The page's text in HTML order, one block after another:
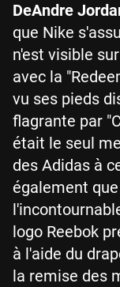
DeAndre
que Nike
n'est visible
avec la
vu ses pieds
flagrante par
était le seul
des Adidas à
également
logo Reebok
à l'aide du
la remise des